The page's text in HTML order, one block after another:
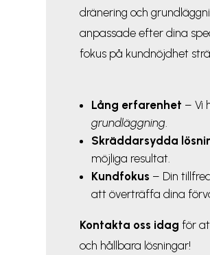
dränering och
anpassade efter dina
fokus på kundnöjdhet
Lång erfarenhet – Vi
grundläggning.
Skräddarsydda
möjliga resultat.
Kundfokus – Din
att överträffa dina
Kontakta oss idag för
och hållbara lösningar!